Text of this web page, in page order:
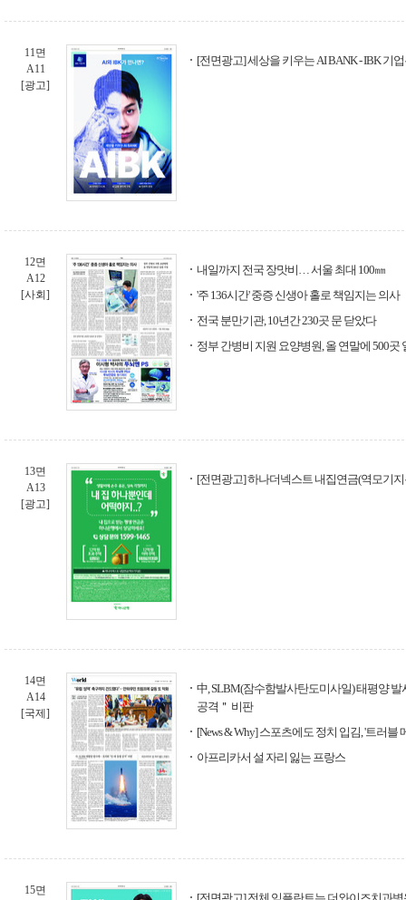
11면
A11
[광고]
[전면광고] 세상을 키우는 AI BANK - IBK 기
12면
A12
[사회]
내일까지 전국 장맛비… 서울 최대 100㎜
'주 136시간' 중증 신생아 홀로 책임지는 의사
전국 분만기관, 10년간 230곳 문 닫았다
정부 간병비 지원 요양병원, 올 연말에 500곳
13면
A13
[광고]
[전면광고] 하나더넥스트 내집연금(역모기지
14면
A14
[국제]
中, SLBM(잠수함발사탄도미사일) 태평양
공격＂ 비판
[News & Why] 스포츠에도 정치 입김, '트러블
아프리카서 설 자리 잃는 프랑스
15면